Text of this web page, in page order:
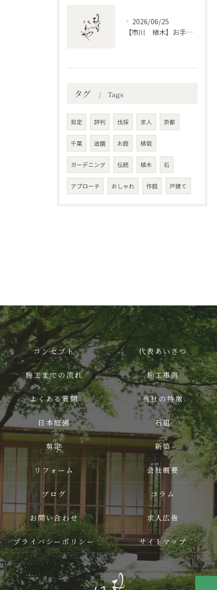
2026/06/25
【市川 植木】お手入れ【和モダンというお庭を考える】
タグ Tags
剪定 評判 伐採 求人 京都
千葉 造園 お庭 植栽
ガーデニング 伝統 植木 石
アプローチ おしゃれ 作庭 戸建て
コンセプト 代表あいさつ
施工までの流れ 施工事例
よくある質問 当社の特徴
日本庭園 石組
剪定 新築
リフォーム 会社概要
ブログ コラム
お問い合わせ 求人広告
プライバシーポリシー サイトマップ